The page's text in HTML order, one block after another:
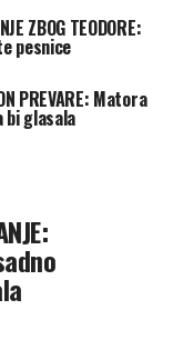
ZBOG TEODORE:
pesnice
PREVARE: Matora
bi glasala